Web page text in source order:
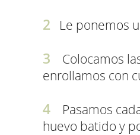
Le ponemos
Colocamos
enrollamos con
Pasamos
huevo batido y